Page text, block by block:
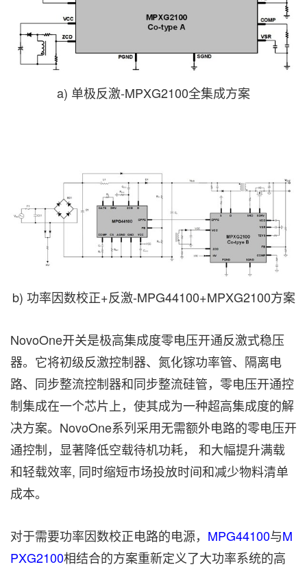
a) 单极反激-MPXG2100全集成方案
b) 功率因数校正+反激-MPG44100+MPXG2100方案
NovoOne开关是极高集成度零电压开通反激式稳压
器。它将初级反激控制器、氮化镓功率管、隔离电
路、同步整流控制器和同步整流硅管，零电压开通控
制集成在一个芯片上，使其成为一种超高集成度的解
决方案。NovoOne系列采用无需额外电路的零电压开
通控制，显著降低空载待机功耗， 和大幅提升满载
和轻载效率, 同时缩短市场投放时间和减少物料清单
成本。
对于需要功率因数校正电路的电源， MPG44100与M
PXG2100相结合的方案重新定义了大功率系统的高